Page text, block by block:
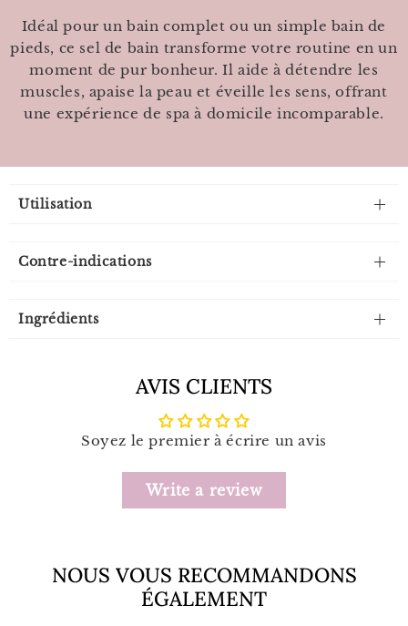
Idéal pour un bain complet ou un simple bain de
pieds, ce sel de bain transforme votre routine en un
moment de pur bonheur. Il aide à détendre les
muscles, apaise la peau et éveille les sens, offrant
une expérience de spa à domicile incomparable.
Utilisation
Contre-indications
Ingrédients
AVIS CLIENTS
Soyez le premier à écrire un avis
Write a review
NOUS VOUS RECOMMANDONS
ÉGALEMENT